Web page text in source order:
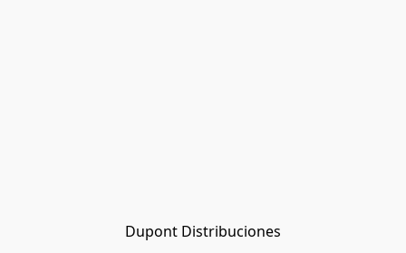
Dupont Distribuciones